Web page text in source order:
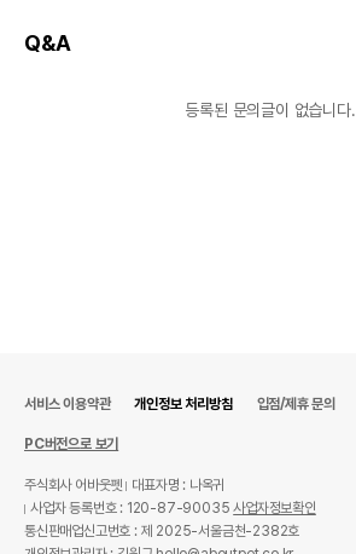
Q&A
등록된 문의글이 없습니다.
서비스 이용약관 개인정보 처리방침 입점/제휴 문의
PC버전으로 보기
주식회사 어바웃펫
대표자명 : 나옥귀
사업자 등록번호 : 120-87-90035사업자정보확인
통신판매업신고번호 : 제 2025-서울금천-2382호